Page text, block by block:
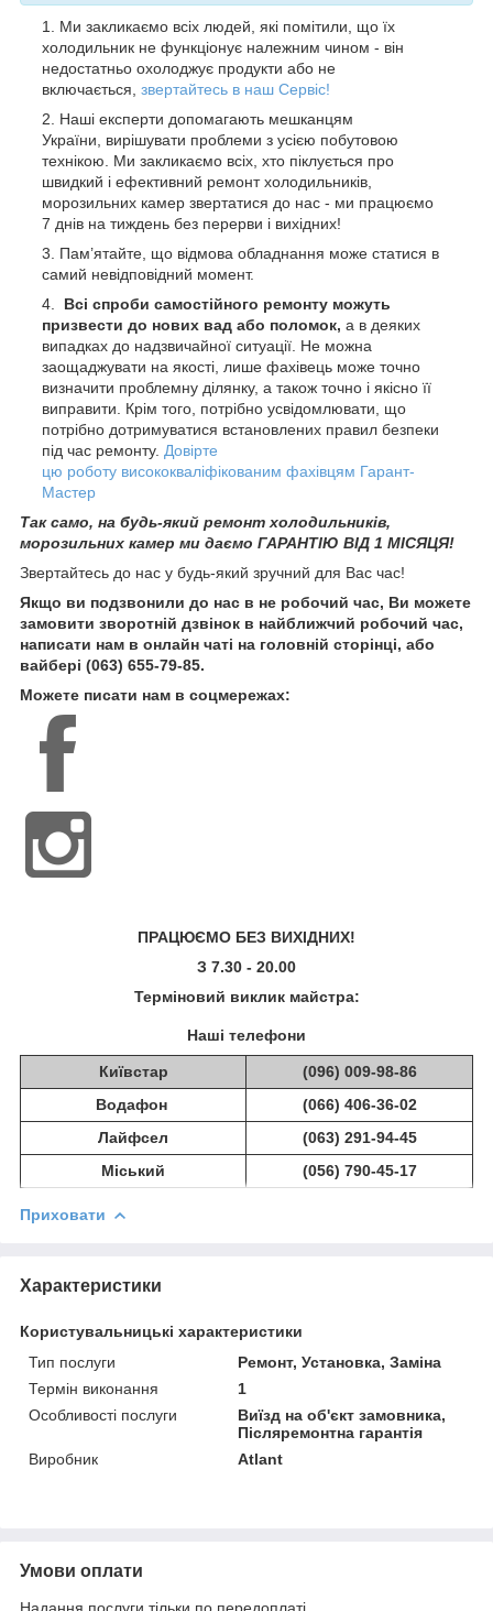
Ми закликаємо всіх людей, які помітили, що їх
холодильник не функціонує належним чином - він
недостатньо охолоджує продукти або не
включається, звертайтесь в наш Сервіс!
Наші експерти допомагають мешканцям
України, вирішувати проблеми з усією побутовою
технікою. Ми закликаємо всіх, хто піклується про
швидкий і ефективний ремонт холодильників,
морозильних камер звертатися до нас - ми працюємо
7 днів на тиждень без перерви і вихідних!
Пам’ятайте, що відмова обладнання може статися в
самий невідповідний момент.
Всі спроби самостійного ремонту можуть
призвести до нових вад або поломок, а в деяких
випадках до надзвичайної ситуації. Не можна
заощаджувати на якості, лише фахівець може точно
визначити проблемну ділянку, а також точно і якісно її
виправити. Крім того, потрібно усвідомлювати, що
потрібно дотримуватися встановлених правил безпеки
під час ремонту. Довірте
цю роботу висококваліфікованим фахівцям Гарант-
Мастер
Так само, на будь-який ремонт холодильників,
морозильних камер ми даємо ГАРАНТІЮ ВІД 1 МІСЯЦЯ!
Звертайтесь до нас у будь-який зручний для Вас час!
Якщо ви подзвонили до нас в не робочий час, Ви можете
замовити зворотній дзвінок в найближчий робочий час,
написати нам в онлайн чаті на головній сторінці, або
вайбері (063) 655-79-85.
Можете писати нам в соцмережах:
ПРАЦЮЄМО БЕЗ ВИХІДНИХ!
З 7.30 - 20.00
Терміновий виклик майстра:
Наші телефони
Київстар
(096) 009-98-86
Водафон
(066) 406-36-02
Лайфсел
(063) 291-94-45
Міський
(056) 790-45-17
Приховати
Характеристики
Користувальницькі характеристики
Тип послуги
Ремонт, Установка, Заміна
Термін виконання
1
Особливості послуги
Виїзд на об'єкт замовника,
Післяремонтна гарантія
Виробник
Atlant
Умови оплати
Надання послуги тільки по передоплаті.